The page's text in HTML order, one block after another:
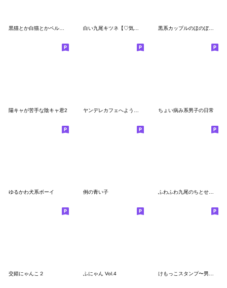
黒猫とか白猫とかペルシャ猫とか色々 白い九尾キツネ【♡気持ち伝える】 黒系カップルのほのぼのな日常
陽キャが苦手な陰キャ君2 ちょい病み系男子の日常
ゆるかわ犬系ボーイ 例の青い子 ふわふわ九尾のちとせちゃん(ビビット！)
交錯にゃんこ２ ふにゃん Vol.4 けもっこスタンプ〜男の子Ｖｅｒ．〜